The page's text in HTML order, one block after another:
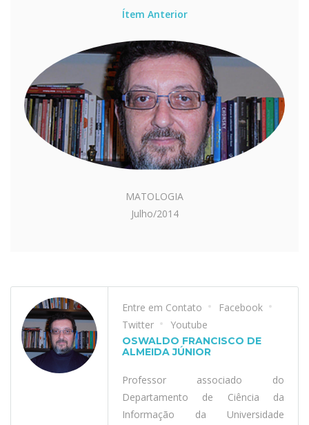
Ítem Anterior
MATOLOGIA
Julho/2014
Entre em Contato
Facebook
Twitter
Youtube
OSWALDO FRANCISCO DE
ALMEIDA JÚNIOR
Professor associado do
Departamento de Ciência da
Informação da Universidade